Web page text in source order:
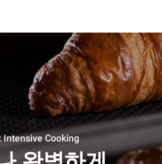
Intensive Cooking